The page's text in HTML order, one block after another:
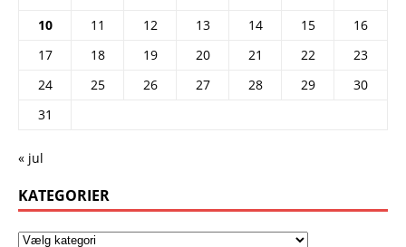
10
11 12 13 14 15
16
17
18 19 20 21 22
23
24
25 26 27 28 29
30
31
« jul
KATEGORIER